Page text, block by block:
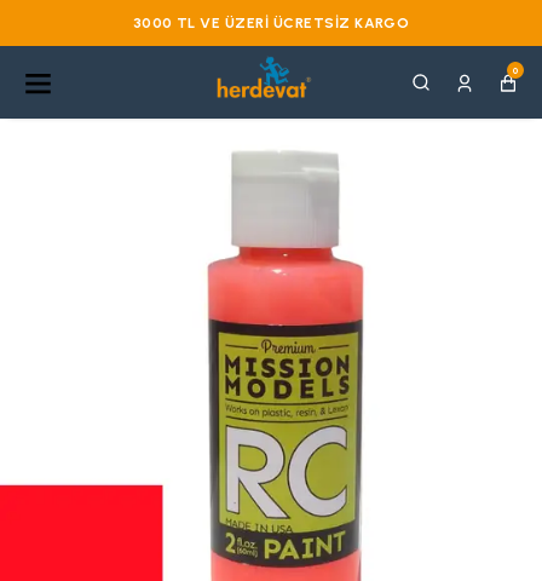
3000 TL VE ÜZERI ÜCRETSIZ KARGO
0